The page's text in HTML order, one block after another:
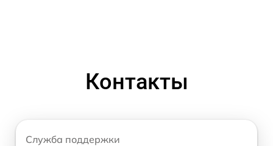
Контакты
Служба поддержки